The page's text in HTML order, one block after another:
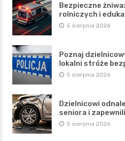
Bezpieczne
rolniczych i
5 sierpnia 2026
Poznaj
lokalni stróże
5 sierpnia 2026
Dzielnicowi
seniora i
5 sierpnia 2026